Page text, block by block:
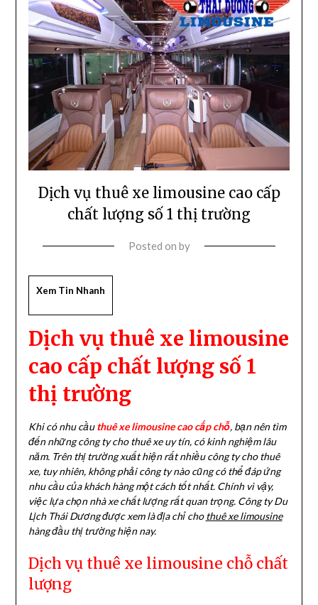
Dịch vụ thuê xe limousine cao cấp
chất lượng số 1 thị trường
Posted on by
Xem Tin Nhanh
Dịch vụ thuê xe limousine
cao cấp chất lượng số 1
thị trường
Khi có nhu cầuthuê xe limousine cao cấp chỗ, bạn nên tìm
đến những công ty cho thuê xe uy tín, có kinh nghiệm lâu
năm. Trên thị trường xuất hiện rất nhiều công ty cho thuê
xe, tuy nhiên, không phải công ty nào cũng có thể đáp ứng
nhu cầu của khách hàng một cách tốt nhất. Chính vì vậy,
việc lựa chọn nhà xe chất lượng rất quan trọng. Công ty Du
Lịch Thái Dương được xem là địa chỉ chothuê xe limousine
hàng đầu thị trường hiện nay.
Dịch vụ thuê xe limousine chỗ chất
lượng